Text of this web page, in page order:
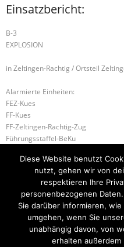
Einsatzbericht:
B-3
EXPLOSION
in Zeltingen-Rachtig / Ortsteil
Alarmierte Einheiten:
FEZ-Kues
FF-Kues
FF-Zeltingen-Rachtig-Zug
Führungsstaffel-BeKu
BKI (LK BKS-WIL)
ILtS-Trier-Lagedienstführer
S-1 Personensuche
Diese Website benutzt
nutzt, gehen wir von
respektieren Ihre
personenbezogenen
Sie darüber informieren,
umgehen, wenn Sie
unabhängig davon, von
erhalten